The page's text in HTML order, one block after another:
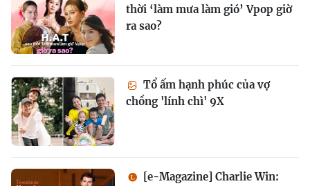
thời ‘làm mưa làm gió’ Vpop giờ
ra sao?
Tổ ấm hạnh phúc của vợ
chồng 'lính chì' 9X
[e-Magazine] Charlie Win: